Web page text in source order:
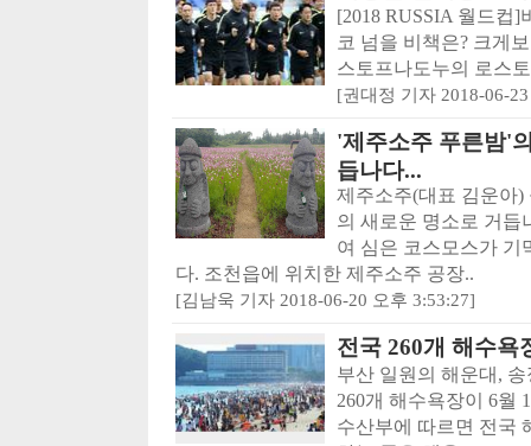
[2018 RUSSIA 월드컵]
코 넘을 비책은? 크게
스토프나도누의 로스
[권대정 기자 2018-06-
'제주소주 푸른밤'
듭나다...
제주소주(대표 김운아
의 새로운 명소로 거듭
여 심은 코스모스가 기
다. 조천읍에 위치한 제주소주 공장..
[김남욱 기자 2018-06-20 오후 3:53:27]
전국 260개 해수욕
부산 일원의 해운대,
260개 해수욕장이 6월
수산부에 따르면 전국